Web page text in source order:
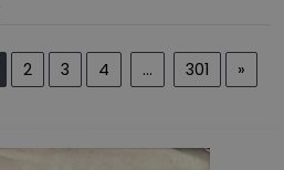
2 3 4 ... 301 »